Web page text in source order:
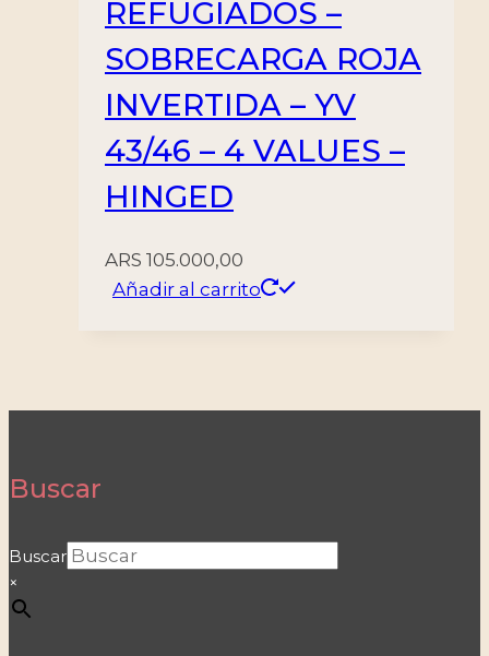
REFUGIADOS –
SOBRECARGA ROJA
INVERTIDA – YV
43/46 – 4 VALUES –
HINGED
ARS 105.000,00
Añadir al carrito
Buscar
Buscar
×